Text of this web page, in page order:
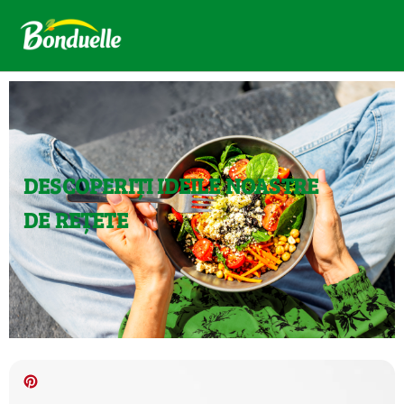
DESCOPERIȚI IDEILE NOASTRE
DE REȚETE